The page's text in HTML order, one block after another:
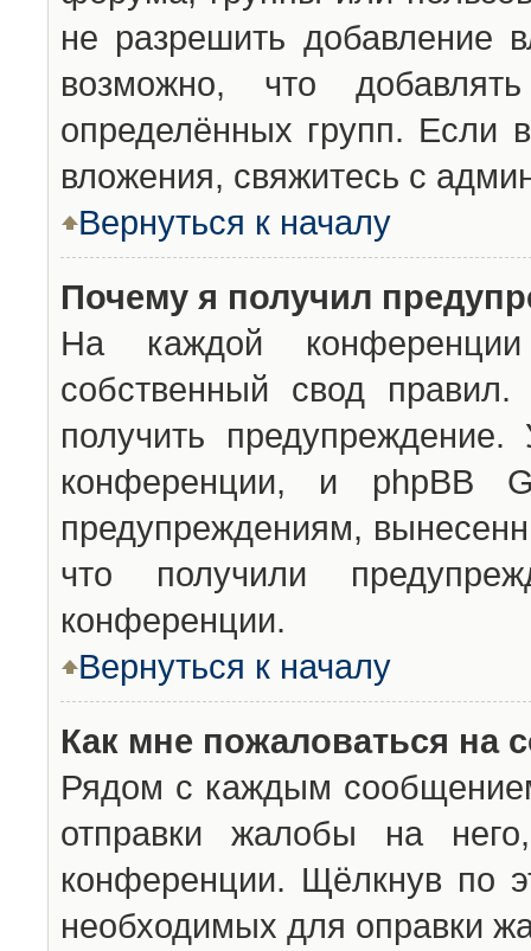
не разрешить добавление
возможно, что
определённых групп. Если
вложения, свяжитесь с
Вернуться к началу
Почему я получил
На каждой конференции
собственный свод
получить
конференции, и phpBB
предупреждениям,
что получили
конференции.
Вернуться к началу
Как мне пожаловаться на
Рядом с каждым
отправки жалобы на
конференции. Щёлкнув по
необходимых для оправки